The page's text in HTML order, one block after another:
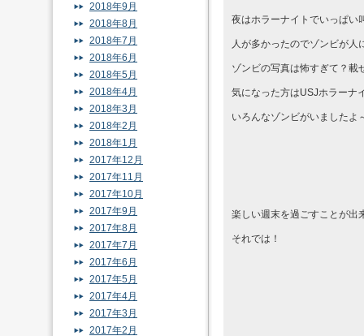
夜はホラーナイトでいっぱい
人が多かったのでゾンビが
ゾンビの写真は怖すぎて？載
気になった方はUSJホラーナ
いろんなゾンビがいましたよ
楽しい週末を過ごすことが出
それでは！
2018年9月
2018年8月
2018年7月
2018年6月
2018年5月
2018年4月
2018年3月
2018年2月
2018年1月
2017年12月
2017年11月
2017年10月
2017年9月
2017年8月
2017年7月
2017年6月
2017年5月
2017年4月
2017年3月
2017年2月